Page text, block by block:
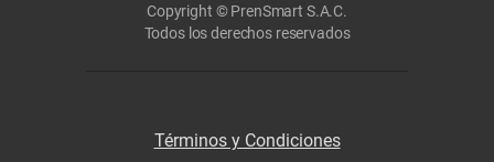
Copyright © PrenSmart S.A.C.
Todos los derechos reservados
Términos y Condiciones